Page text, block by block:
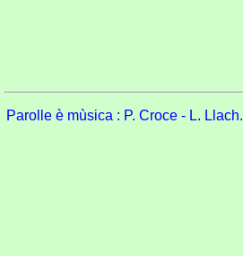
Parolle è mùsica : P. Croce - L. Llach.